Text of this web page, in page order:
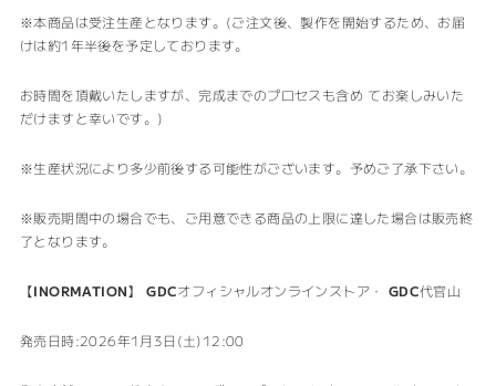
※本商品は受注生産となります。(ご注文後、製作を開始するため、お届
けは約1年半後を予定しております。
お時間を頂戴いたしますが、完成までのプロセスも含め てお楽しみいた
だけますと幸いです。)
※生産状況により多少前後する可能性がございます。予めご了承下さい。
※販売期間中の場合でも、ご用意できる商品の上限に達した場合は販売終
了となります。
【INORMATION】GDCオフィシャルオンラインストア・ GDC代官山
発売日時:2026年1月3日(土)12:00